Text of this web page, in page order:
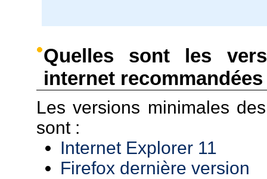
Quelles sont les
internet
Les versions minimales
sont :
Internet Explorer 11
Firefox dernière version